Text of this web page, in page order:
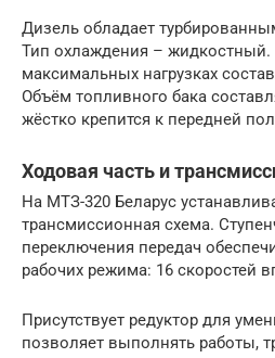
Дизель обладает
Тип охлаждения – жидкостный.
максимальных нагрузках
Объём топливного бака
жёстко крепится к передней
Ходовая часть и
На МТЗ-320 Беларус
трансмиссионная схема.
переключения передач
рабочих режима: 16 скоростей
Присутствует редуктор для
позволяет выполнять работы,